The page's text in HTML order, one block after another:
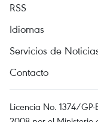
RSS
Idiomas
Servicios de
Contacto
Licencia No. 1374/